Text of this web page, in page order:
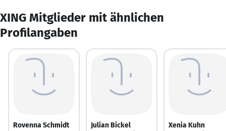
XING Mitglieder mit ähnlichen
Profilangaben
Rovenna Schmidt Julian Bickel Xenia Kuhn